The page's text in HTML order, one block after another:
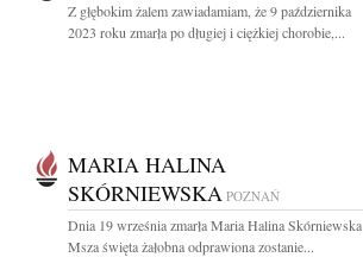
Z głębokim żalem zawiadamiam, że 9 października
2023 roku zmarła po długiej i ciężkiej chorobie,...
MARIA HALINA
SKÓRNIEWSKA POZNAŃ
Dnia 19 września zmarła Maria Halina Skórniewska
Msza święta żałobna odprawiona zostanie...